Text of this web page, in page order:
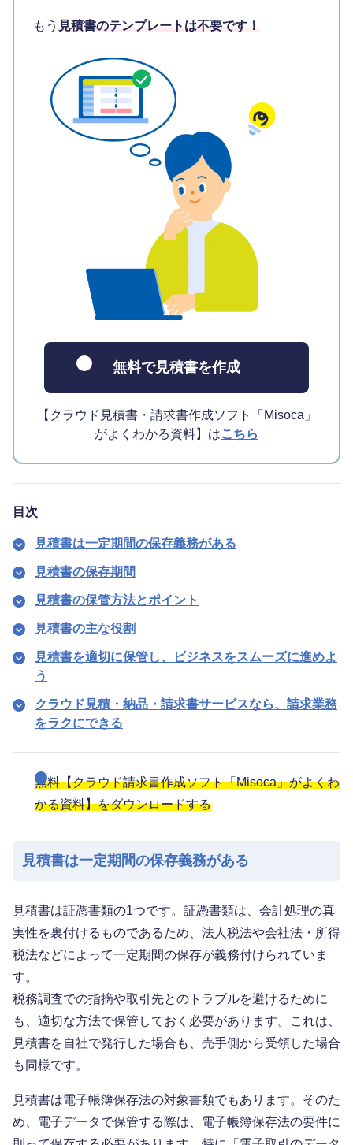
もう 見積書のテンプレートは不要です！
無料で見積書を作成
【クラウド見積書・請求書作成ソフト「Misoca」
がよくわかる資料】はこちら
目次
見積書は一定期間の保存義務がある
見積書の保存期間
見積書の保管方法とポイント
見積書の主な役割
見積書を適切に保管し、ビジネスをスムーズに進めよ
う
クラウド見積・納品・請求書サービスなら、請求業務
をラクにできる
無料【クラウド請求書作成ソフト「Misoca」がよくわ
かる資料】をダウンロードする
見積書は一定期間の保存義務がある
見積書は証憑書類の1つです。証憑書類は、会計処理の真
実性を裏付けるものであるため、法人税法や会社法・所得
税法などによって一定期間の保存が義務付けられていま
す。
税務調査での指摘や取引先とのトラブルを避けるために
も、適切な方法で保管しておく必要があります。これは、
見積書を自社で発行した場合も、売手側から受領した場合
も同様です。
見積書は電子帳簿保存法の対象書類でもあります。そのた
め、電子データで保管する際は、電子帳簿保存法の要件に